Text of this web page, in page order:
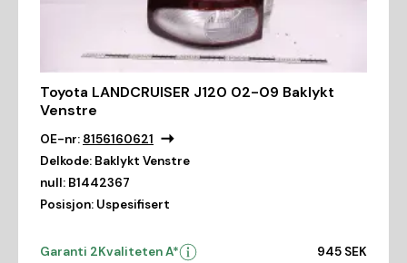
Toyota LANDCRUISER J120 02-09 Baklykt
Venstre
OE-nr: 8156160621
Delkode: Baklykt Venstre
null: B1442367
Posisjon: Uspesifisert
Garanti 2Kvaliteten A* 945 SEK